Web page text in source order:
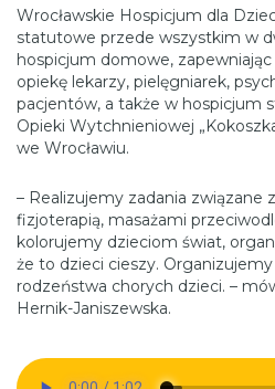
Wrocławskie Hospicjum dla
statutowe przede wszystkim w
hospicjum domowe,
opiekę lekarzy, pielęgniarek,
pacjentów, a także w hospicjum
Opieki Wytchnieniowej
we Wrocławiu.
– Realizujemy zadania związane
fizjoterapią, masażami
kolorujemy dzieciom świat,
że to dzieci cieszy.
rodzeństwa chorych dzieci. –
Hernik-Janiszewska.